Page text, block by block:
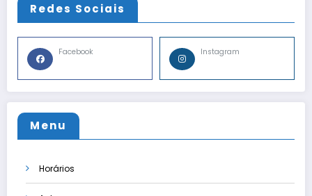
Redes Sociais
Facebook Instagram
Menu
Horários